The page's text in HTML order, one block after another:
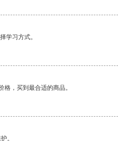
学习方式。
，买到最合适的商品。
。